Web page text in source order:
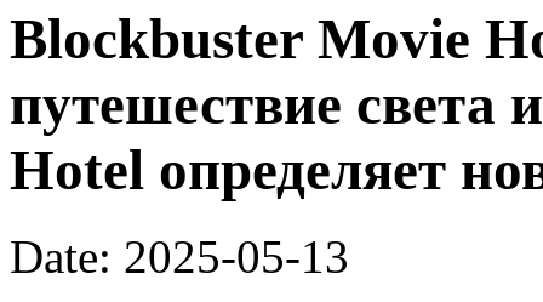
Blockbuster Movie
путешествие света
Hotel определяет
Date: 2025-05-13